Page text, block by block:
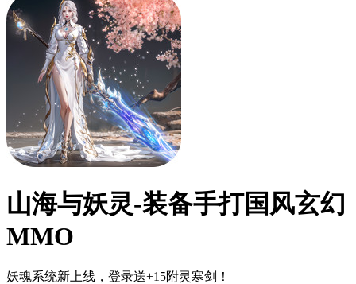
山海与妖灵-装备手打国风玄幻
MMO
妖魂系统新上线，登录送+15附灵寒剑！